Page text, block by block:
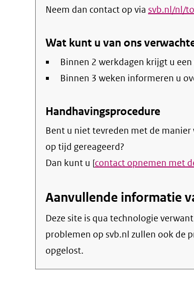
Neem dan contact op via svb.nl/nl/
Wat kunt u van ons
Binnen 2 werkdagen krijgt u
Binnen 3 weken informeren u
Handhavingsprocedure
Bent u niet tevreden met de
op tijd gereageerd?
Dan kunt u [contact opnemen met
Aanvullende informatie
Deze site is qua technologie
problemen op svb.nl zullen ook de
opgelost.